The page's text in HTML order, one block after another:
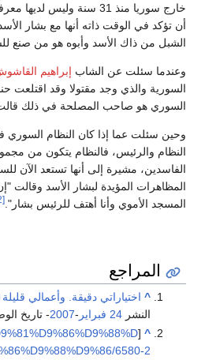
خارج سوريا منذ 31 سنة وليس لديها
تؤكد في الوقت ذاته أنها مع بشار الأسد،
من ذاك الأسد وأبوه هو من صنع
سئلت عن الشابإبراهيم القاشوش
والذي وجد مقتولا وقد اقتلعت
هو صاحب المصلحة في ذلك قالت إنها
سئلت عما إذا كان النظام السوري
والرئيس، فالنظام يتكون من مجموعة
مشيرة إلى أنها تستعد الآن
المؤيدة لبشار الأسد وقالت "إن
الأموي وأنا أهتف للرئيس بشار".[2]
المراجع
اختياراتي دقيقة‏.‏ وأعمالي قليلة -
النشر24 فبراير -
2007- تاريخ الوصول
[
6580-2